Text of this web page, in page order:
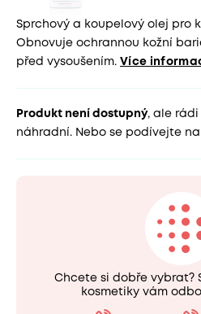
Sprchový a koupelový olej pro
Obnovuje ochrannou kožní
před vysoušením. Více
Produkt není dostupný, ale rádi
náhradní. Nebo se podívejte na
Chcete si dobře vybrat?
kosmetiky vám